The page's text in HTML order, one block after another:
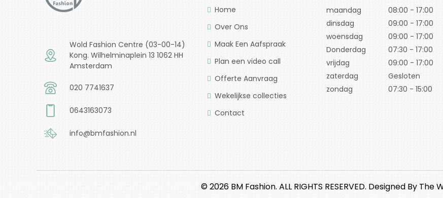
Wold Fashion Centre (03-00-14)
Kong. Wilhelminaplein 13 1062 HH
Amsterdam
020 7741637
0643163073
info@bmfashion.nl
Home
Over Ons
Maak Een Aafspraak
Plan een video call
Offerte Aanvraag
Wekelijkse collecties
Contact
maandag
08:00 - 17:00
dinsdag
09:00 - 17:00
woensdag
09:00 - 17:00
Donderdag
07:30 - 17:00
vrijdag
09:00 - 17:00
zaterdag
Gesloten
zondag
07:30 - 15:00
© 2026 BM Fashion. ALL RIGHTS RESERVED. Designed By The